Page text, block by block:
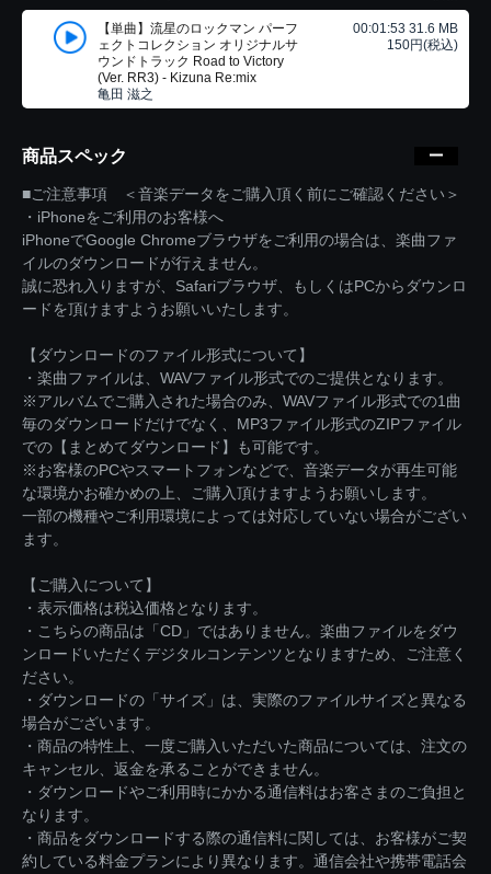
【単曲】流星のロックマン パーフ
ェクトコレクション オリジナルサ
ウンドトラック Road to Victory
(Ver. RR3) - Kizuna Re:mix
亀田 滋之
00:01:53 31.6 MB
150円(税込)
商品スペック
■ご注意事項 ＜音楽データをご購入頂く前にご確認ください＞
・iPhoneをご利用のお客様へ
iPhoneでGoogle Chromeブラウザをご利用の場合は、楽曲ファ
イルのダウンロードが行えません。
誠に恐れ入りますが、Safariブラウザ、もしくはPCからダウンロ
ードを頂けますようお願いいたします。
【ダウンロードのファイル形式について】
・楽曲ファイルは、WAVファイル形式でのご提供となります。
※アルバムでご購入された場合のみ、WAVファイル形式での1曲
毎のダウンロードだけでなく、MP3ファイル形式のZIPファイル
での【まとめてダウンロード】も可能です。
※お客様のPCやスマートフォンなどで、音楽データが再生可能
な環境かお確かめの上、ご購入頂けますようお願いします。
一部の機種やご利用環境によっては対応していない場合がござい
ます。
【ご購入について】
・表示価格は税込価格となります。
・こちらの商品は「CD」ではありません。楽曲ファイルをダウ
ンロードいただくデジタルコンテンツとなりますため、ご注意く
ださい。
・ダウンロードの「サイズ」は、実際のファイルサイズと異なる
場合がございます。
・商品の特性上、一度ご購入いただいた商品については、注文の
キャンセル、返金を承ることができません。
・ダウンロードやご利用時にかかる通信料はお客さまのご負担と
なります。
・商品をダウンロードする際の通信料に関しては、お客様がご契
約している料金プランにより異なります。通信会社や携帯電話会